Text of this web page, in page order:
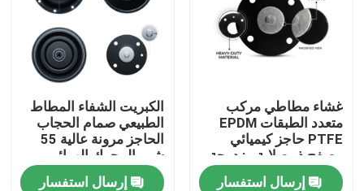
المنزل
غشاء مطاطي مركب
متعدد الطبقات EPDM
PTFE حاجز كيميائي
مصفح ذو صلابة مزدوجة
إرسال استفسار
الكبريت الشفاء المطاط
الطبيعي صمام الحجاب
الحاجز مرونة عالية 55
شور المحرك الهوائي
OEM
إرسال استفسار